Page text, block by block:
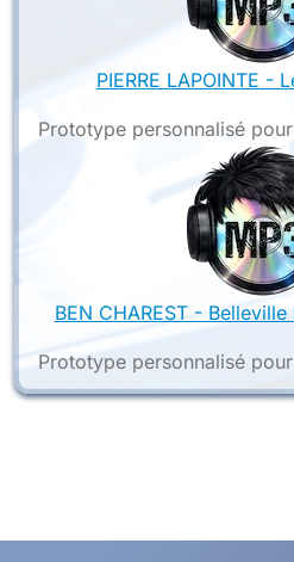
PIERRE LAPOINTE -
Prototype personnalisé
BEN CHAREST -
Prototype personnalisé